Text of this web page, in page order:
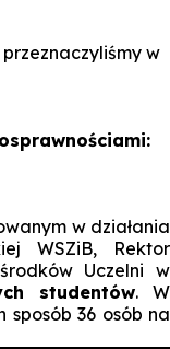
w
w działania
WSZiB, Rektor
Uczelni w
studentów. W
sposób 36 osób na